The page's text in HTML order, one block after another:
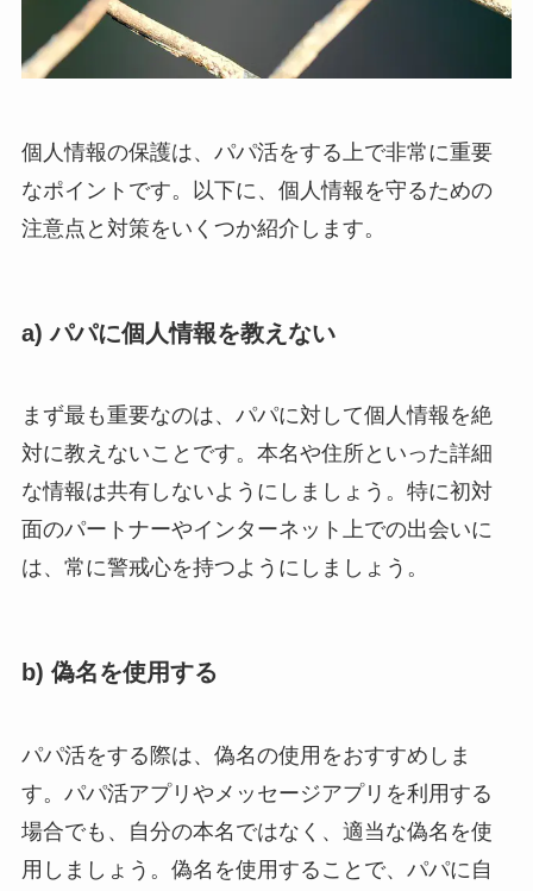
個人情報の保護は、パパ活をする上で非常に重要
なポイントです。以下に、個人情報を守るための
注意点と対策をいくつか紹介します。
a) パパに個人情報を教えない
まず最も重要なのは、パパに対して個人情報を絶
対に教えないことです。本名や住所といった詳細
な情報は共有しないようにしましょう。特に初対
面のパートナーやインターネット上での出会いに
は、常に警戒心を持つようにしましょう。
b) 偽名を使用する
パパ活をする際は、偽名の使用をおすすめしま
す。パパ活アプリやメッセージアプリを利用する
場合でも、自分の本名ではなく、適当な偽名を使
用しましょう。偽名を使用することで、パパに自